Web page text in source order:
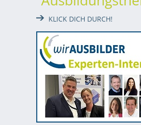
KLICK DICH DURCH!